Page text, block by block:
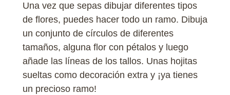
Una vez que sepas dibujar diferentes tipos
de flores, puedes hacer todo un ramo. Dibuja
un conjunto de círculos de diferentes
tamaños, alguna flor con pétalos y luego
añade las líneas de los tallos. Unas hojitas
sueltas como decoración extra y ¡ya tienes
un precioso ramo!